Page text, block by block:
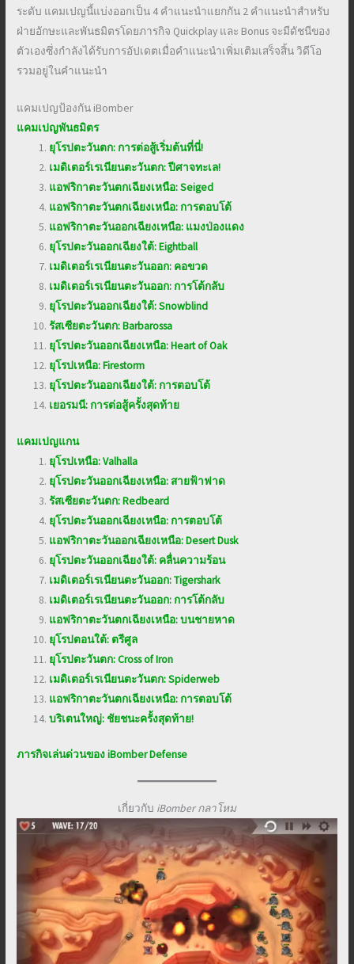
ระดับ แคมเปญนี้แบ่งออกเป็น 4 คำแนะนำแยกกัน 2 คำแนะนำสำหรับ
ฝ่ายอักษะและพันธมิตรโดยภารกิจ Quickplay และ Bonus จะมีดัชนีของ
ตัวเองซึ่งกำลังได้รับการอัปเดตเมื่อคำแนะนำเพิ่มเติมเสร็จสิ้น วิดีโอ
รวมอยู่ในคำแนะนำ
แคมเปญป้องกัน iBomber
แคมเปญพันธมิตร
ยุโรปตะวันตก: การต่อสู้เริ่มต้นที่นี่!
เมดิเตอร์เรเนียนตะวันตก: ปีศาจทะเล!
แอฟริกาตะวันตกเฉียงเหนือ: Seiged
แอฟริกาตะวันตกเฉียงเหนือ: การตอบโต้
แอฟริกาตะวันออกเฉียงเหนือ: แมงป่องแดง
ยุโรปตะวันออกเฉียงใต้: Eightball
เมดิเตอร์เรเนียนตะวันออก: คอขวด
เมดิเตอร์เรเนียนตะวันออก: การโต้กลับ
ยุโรปตะวันออกเฉียงใต้: Snowblind
รัสเซียตะวันตก: Barbarossa
ยุโรปตะวันออกเฉียงเหนือ: Heart of Oak
ยุโรปเหนือ: Firestorm
ยุโรปตะวันออกเฉียงใต้: การตอบโต้
เยอรมนี: การต่อสู้ครั้งสุดท้าย
แคมเปญแกน
ยุโรปเหนือ: Valhalla
ยุโรปตะวันออกเฉียงเหนือ: สายฟ้าฟาด
รัสเซียตะวันตก: Redbeard
ยุโรปตะวันออกเฉียงเหนือ: การตอบโต้
แอฟริกาตะวันออกเฉียงเหนือ: Desert Dusk
ยุโรปตะวันออกเฉียงใต้: คลื่นความร้อน
เมดิเตอร์เรเนียนตะวันออก: Tigershark
เมดิเตอร์เรเนียนตะวันออก: การโต้กลับ
แอฟริกาตะวันตกเฉียงเหนือ: บนชายหาด
ยุโรปตอนใต้: ตรีศูล
ยุโรปตะวันตก: Cross of Iron
เมดิเตอร์เรเนียนตะวันตก: Spiderweb
แอฟริกาตะวันตกเฉียงเหนือ: การตอบโต้
บริเตนใหญ่: ชัยชนะครั้งสุดท้าย!
ภารกิจเล่นด่วนของ iBomber Defense
เกี่ยวกับ iBomber กลาโหม